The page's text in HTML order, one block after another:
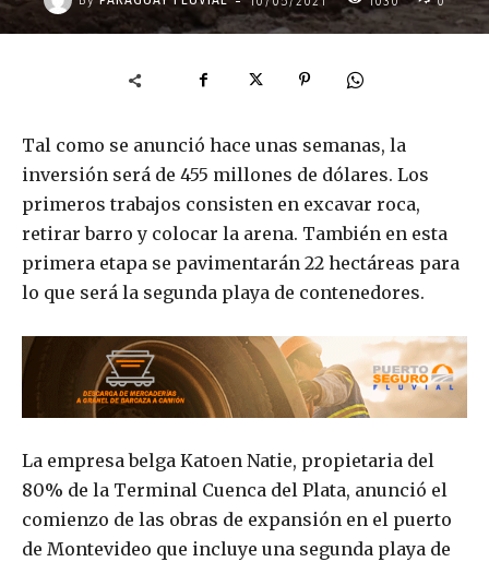
Tal como se anunció hace unas semanas, la
inversión será de 455 millones de dólares. Los
primeros trabajos consisten en excavar roca,
retirar barro y colocar la arena. También en esta
primera etapa se pavimentarán 22 hectáreas para
lo que será la segunda playa de contenedores.
La empresa belga Katoen Natie, propietaria del
80% de la Terminal Cuenca del Plata, anunció el
comienzo de las obras de expansión en el puerto
de Montevideo que incluye una segunda playa de